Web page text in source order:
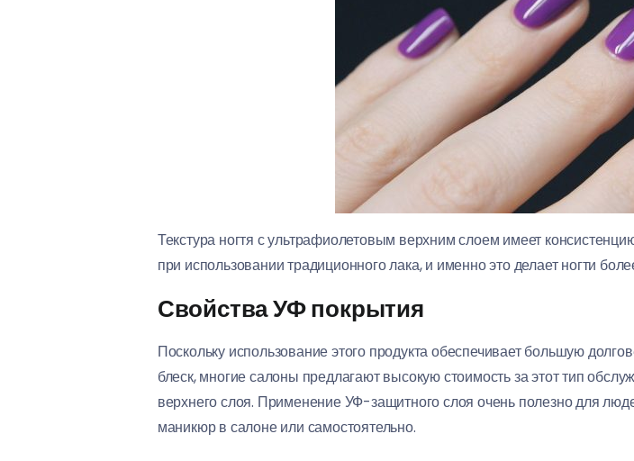
Текстура ногтя с ультрафиолетовым верхним слоем имеет
при использовании традиционного лака, и именно это делает ногти
Свойства УФ покрытия
Поскольку использование этого продукта обеспечивает большую
блеск, многие салоны предлагают высокую стоимость за этот тип
верхнего слоя. Применение УФ-защитного слоя очень полезно для
маникюр в салоне или самостоятельно.